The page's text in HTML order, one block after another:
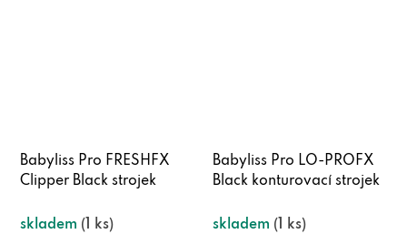
Babyliss Pro FRESHFX
Clipper Black strojek
skladem (1 ks)
Babyliss Pro LO-PROFX
Black konturovací strojek
skladem (1 ks)